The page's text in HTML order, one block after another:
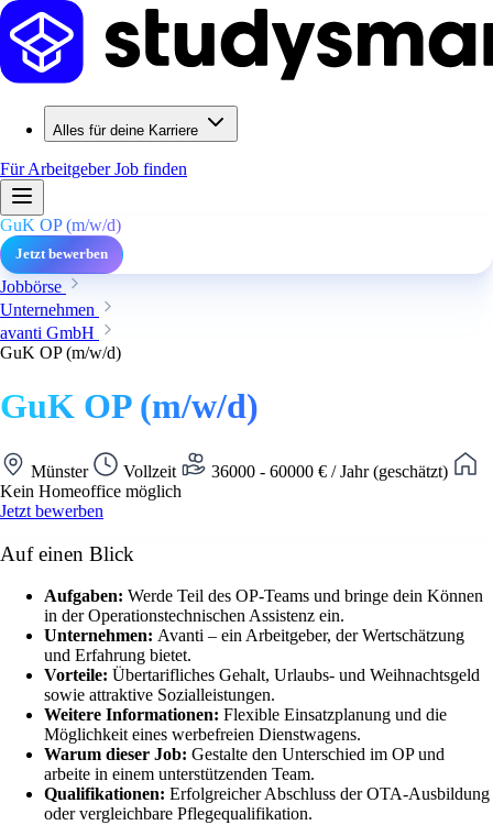
Alles für deine Karriere
Für ArbeitgeberJob finden
GuK OP (m/w/d)
Jetzt bewerben
Jobbörse
Unternehmen
avanti GmbH
GuK OP (m/w/d)
GuK OP (m/w/d)
Münster Vollzeit
36000 - 60000 € / Jahr (geschätzt)
Kein Homeoffice möglich
Jetzt bewerben
Auf einen Blick
Aufgaben: Werde Teil des OP-Teams und bringe dein Können
in der Operationstechnischen Assistenz ein.
Unternehmen: Avanti – ein Arbeitgeber, der Wertschätzung
und Erfahrung bietet.
Vorteile: Übertarifliches Gehalt, Urlaubs- und Weihnachtsgeld
sowie attraktive Sozialleistungen.
Weitere Informationen: Flexible Einsatzplanung und die
Möglichkeit eines werbefreien Dienstwagens.
Warum dieser Job: Gestalte den Unterschied im OP und
arbeite in einem unterstützenden Team.
Qualifikationen: Erfolgreicher Abschluss der OTA-Ausbildung
oder vergleichbare Pflegequalifikation.